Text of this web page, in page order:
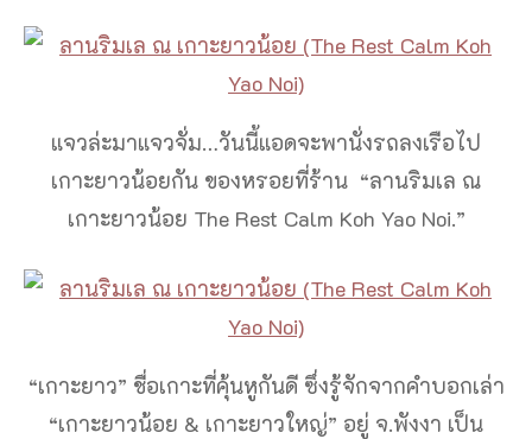
แจวล่ะมาแจวจั่ม…วันนี้แอดจะพานั่งรถลงเรือไป
เกาะยาวน้อยกัน ของหรอยที่ร้าน “ลานริมเล ณ
เกาะยาวน้อย The Rest Calm Koh Yao Noi.”
“เกาะยาว” ชื่อเกาะที่คุ้นหูกันดี ซึ่งรู้จักจากคำบอกเล่า
“เกาะยาวน้อย & เกาะยาวใหญ่” อยู่ จ.พังงา เป็น